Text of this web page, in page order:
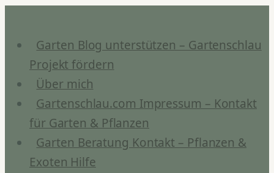
Garten Blog unterstützen – Gartenschlau
Projekt fördern
Über mich
Gartenschlau.com Impressum – Kontakt
für Garten & Pflanzen
Garten Beratung Kontakt – Pflanzen &
Exoten Hilfe